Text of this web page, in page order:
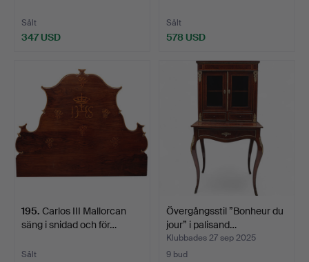
Sålt
347 USD
Sålt
578 USD
195. Carlos III Mallorcan
säng i snidad och för…
Sålt
Övergångsstil ”Bonheur du
jour” i palisand…
Klubbades 27 sep 2025
9 bud